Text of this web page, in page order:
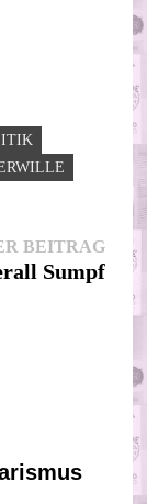
BEITRAG
Sumpf